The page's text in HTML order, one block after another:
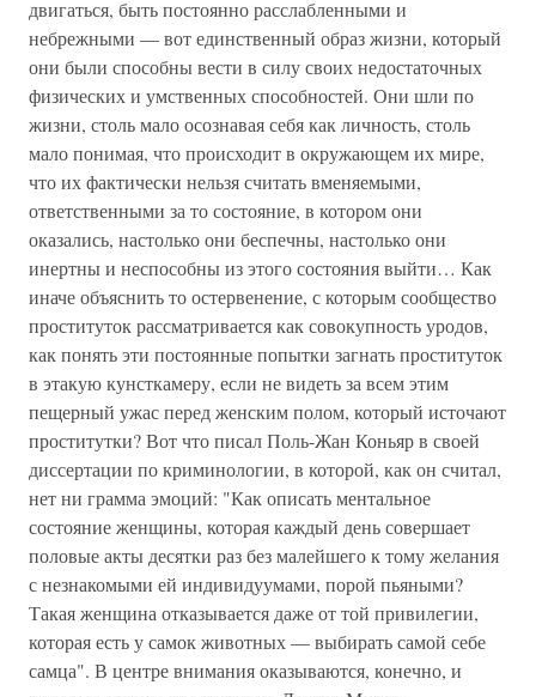
двигаться, быть постоянно расслабленными и
небрежными — вот единственный образ жизни, который
они были способны вести в силу своих недостаточных
физических и умственных способностей. Они шли по
жизни, столь мало осознавая себя как личность, столь
мало понимая, что происходит в окружающем их мире,
что их фактически нельзя считать вменяемыми,
ответственными за то состояние, в котором они
оказались, настолько они беспечны, настолько они
инертны и неспособны из этого состояния выйти… Как
иначе объяснить то остервенение, с которым сообщество
проституток рассматривается как совокупность уродов,
как понять эти постоянные попытки загнать проституток
в этакую кунсткамеру, если не видеть за всем этим
пещерный ужас перед женским полом, который источают
проститутки? Вот что писал Поль-Жан Коньяр в своей
диссертации по криминологии, в которой, как он считал,
нет ни грамма эмоций: "Как описать ментальное
состояние женщины, которая каждый день совершает
половые акты десятки раз без малейшего к тому желания
с незнакомыми ей индивидуумами, порой пьяными?
Такая женщина отказывается даже от той привилегии,
которая есть у самок животных — выбирать самой себе
самца". В центре внимания оказываются, конечно, и